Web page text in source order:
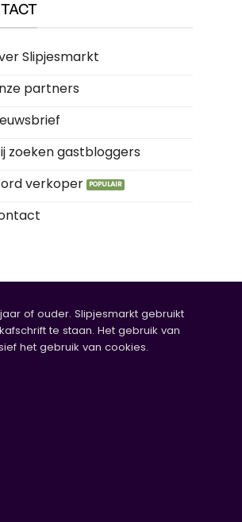
Slipjesmarkt
partners
zoeken gastbloggers
verkoper
of ouder. Slipjesmarkt gebruikt
te staan. Het gebruik van
het gebruik van cookies.